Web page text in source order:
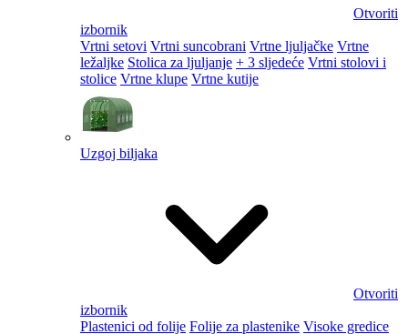
Otvoriti
izbornik
Vrtni setovi Vrtni suncobrani Vrtne ljuljačke Vrtne
ležaljke Stolica za ljuljanje + 3 sljedeće Vrtni stolovi i
stolice Vrtne klupe Vrtne kutije
Uzgoj biljaka
Otvoriti
izbornik
Plastenici od folije Folije za plastenike Visoke gredice